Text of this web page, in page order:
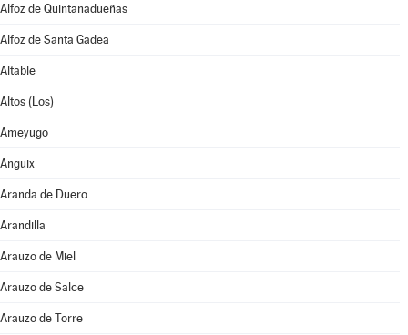
Alfoz de Quintanadueñas
Alfoz de Santa Gadea
Altable
Altos (Los)
Ameyugo
Anguix
Aranda de Duero
Arandilla
Arauzo de Miel
Arauzo de Salce
Arauzo de Torre